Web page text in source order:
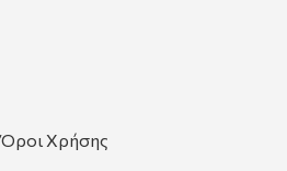
Όροι Χρήσης